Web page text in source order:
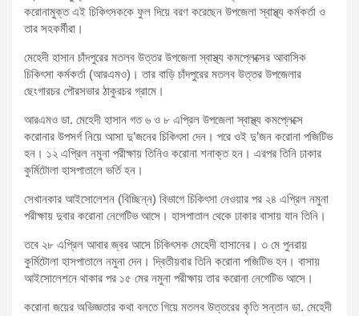
করোনামুক্ত এই চিকিৎসককে ফুল দিয়ে বরণ করেছেন উপজেলা স্বাস্থ্য কর্মকর্তা ও
তার সহকর্মীরা।
মেহেদী হাসান চাঁদপুরের মতলব উত্তর উপজেলা স্বাস্থ্য কমপ্লেক্সের আবাসিক
চিকিৎসা কর্মকর্তা (আরএমও)। তার বাড়ি চাঁদপুরের মতলব উত্তর উপজেলার
ছেংগারচর পৌরসভার ঠাকুরচর গ্রামে।
আরএমও ডা. মেহেদী হাসান গত ৬ ও ৮ এপ্রিল উপজেলা স্বাস্থ্য কমপ্লেক্সে
করোনার উপসর্গ নিয়ে আসা দু’জনের চিকিৎসা দেন। পরে ওই দু’জন করোনা পজিটিভ
হন। ১২ এপ্রিল নমুনা পরীক্ষায় তিনিও করোনা শনাক্ত হন। এরপর তিনি ঢাকার
কুর্মিটোলা হাসপাতালে ভর্তি হন।
সেখানকার আইসোলেশন (বিচ্ছিন্ন) বিভাগে চিকিৎসা নেওয়ার পর ২৪ এপ্রিল নমুনা
পরীক্ষায় দুবার করোনা নেগেটিভ আসে। হাসপাতাল থেকে ঢাকার বাসায় যান তিনি।
তবে ২৮ এপ্রিল আবার জ্বর আসে চিকিৎসক মেহেদী হাসানের। ৩ মে পুনরায়
কুর্মিটোলা হাসপাতালে নমুনা দেন। দ্বিতীয়বার তিনি করোনা পজিটিভ হন। বাসায়
আইসোলেশনে থাকার পর ১৫ মের নমুনা পরীক্ষায় তার করোনা নেগেটিভ আসে।
করোনা জয়ের অভিজ্ঞতার কথা বলতে গিয়ে মতলব উত্তরের কৃতি সন্তান ডা. মেহেদী